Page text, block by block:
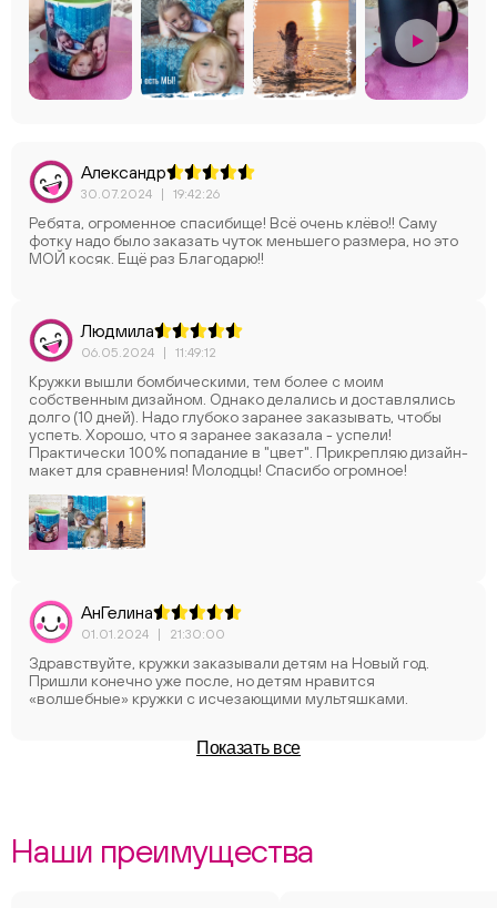
Александр
30.07.2024 | 19:42:26
Ребята, огроменное спасибище! Всё очень клёво!! Саму
фотку надо было заказать чуток меньшего размера, но это
МОЙ косяк. Ещё раз Благодарю!!
Людмила
06.05.2024 | 11:49:12
Кружки вышли бомбическими, тем более с моим
собственным дизайном. Однако делались и доставлялись
долго (10 дней). Надо глубоко заранее заказывать, чтобы
успеть. Хорошо, что я заранее заказала - успели!
Практически 100% попадание в "цвет". Прикрепляю дизайн-
макет для сравнения! Молодцы! Спасибо огромное!
АнГелина
01.01.2024 | 21:30:00
Здравствуйте, кружки заказывали детям на Новый год.
Пришли конечно уже после, но детям нравится
«волшебные» кружки с исчезающими мультяшками.
Показать все
Наши преимущества